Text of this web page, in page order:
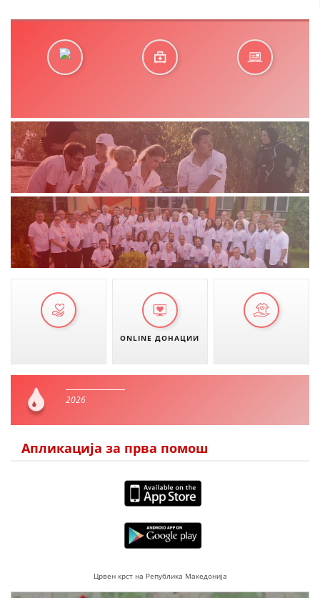
ONLINE ДОНАЦИИ
2026
Апликација за прва помош
Црвен крст на Република Македонија